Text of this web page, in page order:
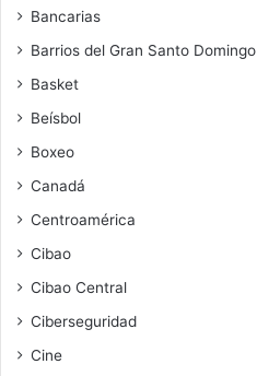
Bancarias
Barrios del Gran Santo Domingo
Basket
Beísbol
Boxeo
Canadá
Centroamérica
Cibao
Cibao Central
Ciberseguridad
Cine